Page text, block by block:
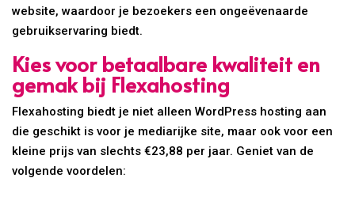
website, waardoor je bezoekers een ongeëvenaarde
gebruikservaring biedt.
Kies voor betaalbare kwaliteit en
gemak bij Flexahosting
Flexahosting biedt je niet alleen WordPress hosting aan
die geschikt is voor je mediarijke site, maar ook voor een
kleine prijs van slechts €23,88 per jaar. Geniet van de
volgende voordelen: